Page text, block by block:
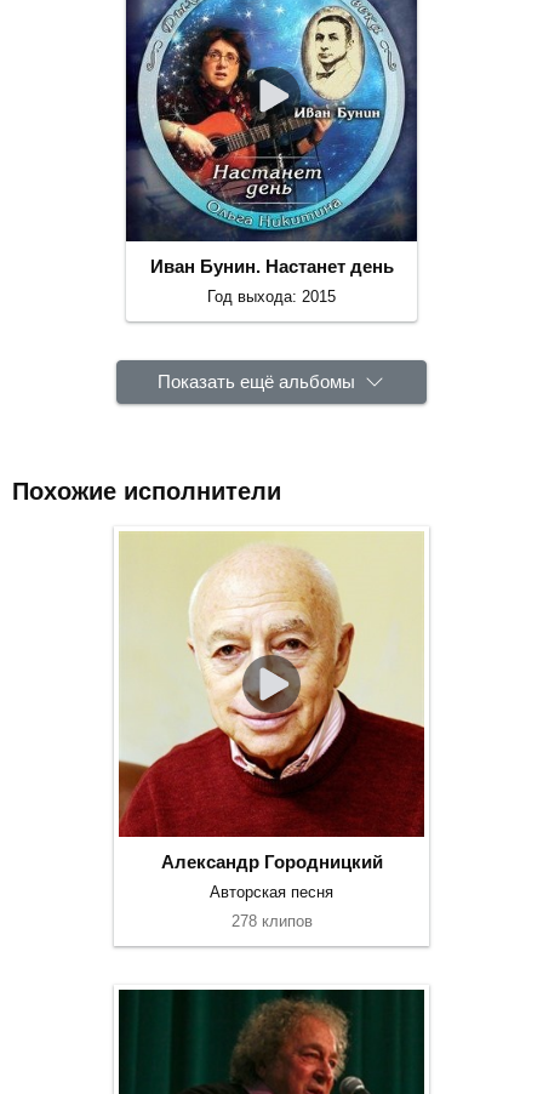
Иван Бунин. Настанет день
Год выхода: 2015
Показать ещё альбомы
Похожие исполнители
Александр Городницкий
Авторская песня
278 клипов